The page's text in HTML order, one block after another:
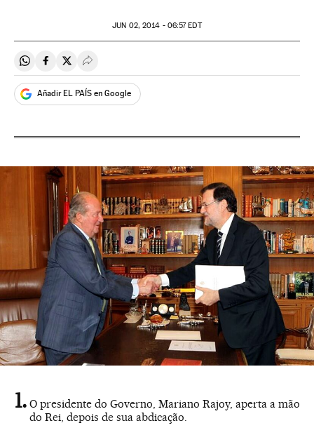
JUN 02, 2014 - 06:57EDT
Compartir en Whatsapp
Compartir en Facebook
Compartir en Twitter
Desplegar Redes Sociales
Añadir EL PAÍS en Google
O presidente do Governo, Mariano Rajoy, aperta a mão
do Rei, depois de sua abdicação.